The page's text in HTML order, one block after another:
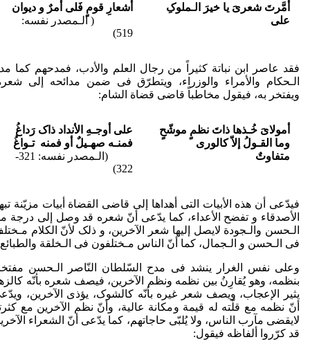
أمَّرتَ شعرىَ یا خیرَ الـملوکِ
على
أشعارِ قومٍ فَلی أمرٌ و دیوان
( الـمصدر نفسه:
519)
فقد عاصر ابن نباتة کثیراً من رجال العلم والأدب، فمدحهم کما
الـحکام والأمراء والوزراء، ویتطرّق فی ضمن مدائحه إلی
ویفتخر به، فیقول مخاطباً قاضی قضاة الشام:
أمولاىَ خُـذها ذاتَ نظمٍ موشّحٍ
وما القـولُ إلاّ کالوری
متفاوتٌ
علی أوجـهِ الأنداد ذاک رَداغُ
فمنـه صهـیلٌ أو فمنه تـواغُ
(الـمصدر نفسه: 321-
322)
فیدّعی أن هذه الأبیات التی أهداها إلی قاضی القضاة أبیات مزیّنة
الأصدقاء و تفضح الأعداء، کما یدّعی أنّ شعره قد وصل إلی درجة
الـحسن والـجودة لایصل إلیها شعر الآخرین، و ذلک لأنّ الکلام
فی الـحسن و الـجمال، کما أنّ الناس مـختلفون فی الـخلقة
وعلى نفس الغرار ینشد فی مدح السّلطان النّاصر الـحسن
بنظمه، وهو یُقارِنُ بین نظمه ونظم الآخرین، فیصف شعره بأنّه
یثیر الإعجاب، ویصف شعر غیره بأنّه کالشوک، یؤذی الآخرین،
أنّ نظمه مع قلّته له قیمة ومکانة عالیة، وأنّ نظم الآخرین مع
لایقضی مآرب الناس، ولا یُلبّی حاجاتهم، کما یدّعی أنّ الشعراء
قد کرّروا ألفاظه فیقول: